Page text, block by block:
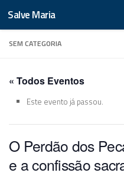
Salve Maria
SEM CATEGORIA
« Todos Eventos
Este evento já passou.
O Perdão dos
e a confissão